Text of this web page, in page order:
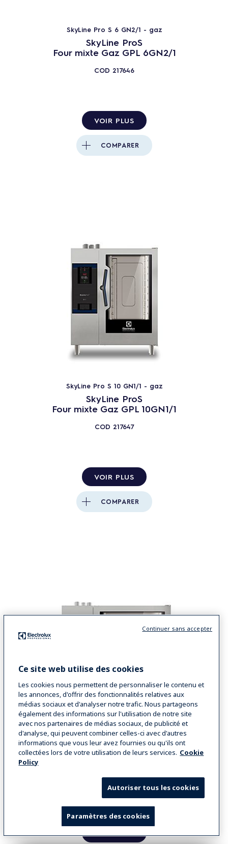
SkyLine Pro S 6 GN2/1 - gaz
SkyLine ProS
Four mixte Gaz GPL 6GN2/1
COD 217646
VOIR PLUS
COMPARER
SkyLine Pro S 10 GN1/1 - gaz
SkyLine ProS
Four mixte Gaz GPL 10GN1/1
COD 217647
VOIR PLUS
COMPARER
SkyLine Pro S 10 GN2/1 - gaz
SkyLine ProS
Ce site web utilise des cookies
Les cookies nous permettent de personnaliser le contenu et
les annonces, d'offrir des fonctionnalités relatives aux
médias sociaux et d'analyser notre trafic. Nous partageons
également des informations sur l'utilisation de notre site
avec nos partenaires de médias sociaux, de publicité et
d'analyse, qui peuvent combiner celles-ci avec d'autres
informations que vous leur avez fournies ou qu'ils ont
collectées lors de votre utilisation de leurs services. Cookie
Policy
Autoriser tous les cookies
Paramètres des cookies
Continuer sans accepter